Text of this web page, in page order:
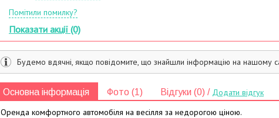
Помітили помилку?
Показати акції (0)
Будемо вдячні, якщо повідомите, що знайшли інформацію на нашому
Основна інформація Фото (1) Відгуки (0) / Додати відгук
Оренда комфортного автомобіля на весілля за недорогою ціною.